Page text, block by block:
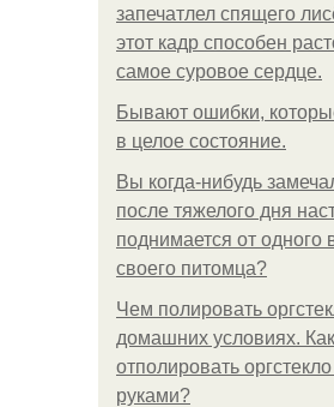
запечатлел спящего
этот кадр способен
самое суровое сердце.
Бывают ошибки,
в целое состояние.
Вы когда-нибудь
после тяжелого дня
поднимается от одного
своего питомца?
Чем полировать
домашних условиях. Как
отполировать
руками?